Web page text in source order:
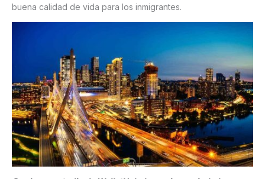
buena calidad de vida para los inmigrantes.